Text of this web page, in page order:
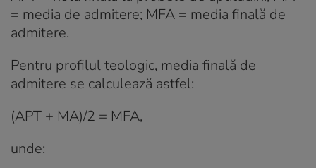
= media de admitere; MFA = media finală de
admitere.
Pentru profilul teologic, media finală de
admitere se calculează astfel:
(APT + MA)/2 = MFA,
unde: